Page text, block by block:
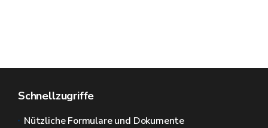
Schnellzugriffe
Nützliche Formulare und Dokumente